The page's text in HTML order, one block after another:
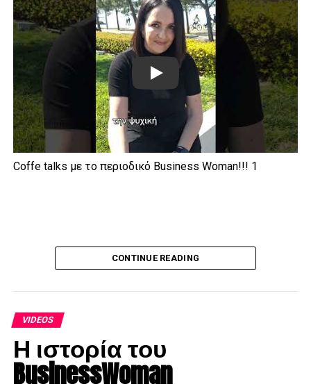
Play
Coffe talks με το περιοδικό Business Woman!!! 1
CONTINUE READING
VIDEOS
Η ιστορία του
BusinessWoman